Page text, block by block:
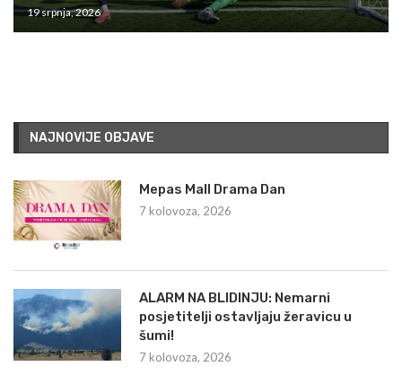
19 srpnja, 2026
NAJNOVIJE OBJAVE
Mepas Mall Drama Dan
7 kolovoza, 2026
ALARM NA BLIDINJU: Nemarni
posjetitelji ostavljaju žeravicu u
šumi!
7 kolovoza, 2026